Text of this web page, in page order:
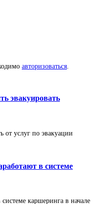
авторизоваться
эвакуировать
от услуг по эвакуации
в системе
каршеринга в начале